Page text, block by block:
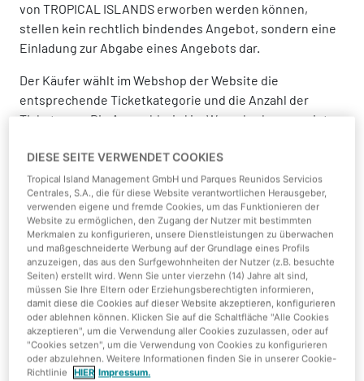
von TROPICAL ISLANDS erworben werden können,
stellen kein rechtlich bindendes Angebot, sondern eine
Einladung zur Abgabe eines Angebots dar.
Der Käufer wählt im Webshop der Website die
entsprechende Ticketkategorie und die Anzahl der
Tickets aus. Die Auswahl wird im Warenkorb angezeigt
geändert oder gelöscht werden.
a) Tagestickets
Der Käufer hat die Wahl zwischen einem datierten
Tagesticket (gültig nur an dem gewählten
Besuchsdatum) oder einem undatierten Tagesticket
(gültig an einem beliebigen Öffnungstag während der
Saison). Außerdem kann der Käufer bei Werbeaktionen
einen speziellen Code eingeben und einen
entsprechenden Rabatt erhalten.
b) Gutscheine
DIESE SEITE VERWENDET COOKIES
Tropical Island Management GmbH und Parques Reunidos Servicios
Centrales, S.A., die für diese Website verantwortlichen Herausgeber,
verwenden eigene und fremde Cookies, um das Funktionieren der
Website zu ermöglichen, den Zugang der Nutzer mit bestimmten
Merkmalen zu konfigurieren, unsere Dienstleistungen zu überwachen
und maßgeschneiderte Werbung auf der Grundlage eines Profils
anzuzeigen, das aus den Surfgewohnheiten der Nutzer (z.B. besuchte
Seiten) erstellt wird. Wenn Sie unter vierzehn (14) Jahre alt sind,
müssen Sie Ihre Eltern oder Erziehungsberechtigten informieren,
damit diese die Cookies auf dieser Website akzeptieren, konfigurieren
oder ablehnen können. Klicken Sie auf die Schaltfläche "Alle Cookies
akzeptieren", um die Verwendung aller Cookies zuzulassen, oder auf
"Cookies setzen", um die Verwendung von Cookies zu konfigurieren
oder abzulehnen. Weitere Informationen finden Sie in unserer Cookie-
Richtlinie
HIER Impressum.